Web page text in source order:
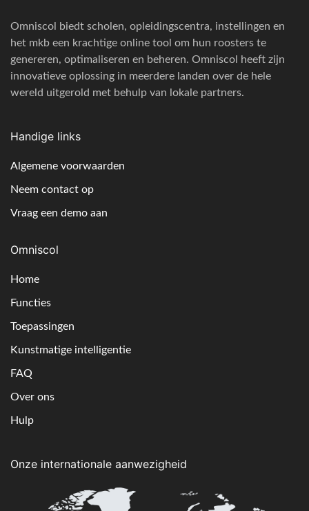
Omniscol biedt scholen, opleidingscentra, instellingen en
het mkb een krachtige online tool om hun roosters te
genereren, optimaliseren en beheren. Omniscol heeft zijn
innovatieve oplossing in meerdere landen over de hele
wereld uitgerold met behulp van lokale partners.
Handige links
Algemene voorwaarden
Neem contact op
Vraag een demo aan
Omniscol
Home
Functies
Toepassingen
Kunstmatige intelligentie
FAQ
Over ons
Hulp
Onze internationale aanwezigheid